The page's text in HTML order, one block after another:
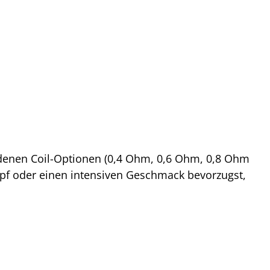
Coil-Optionen (0,4 Ohm, 0,6 Ohm, 0,8 Ohm
oder einen intensiven Geschmack bevorzugst,